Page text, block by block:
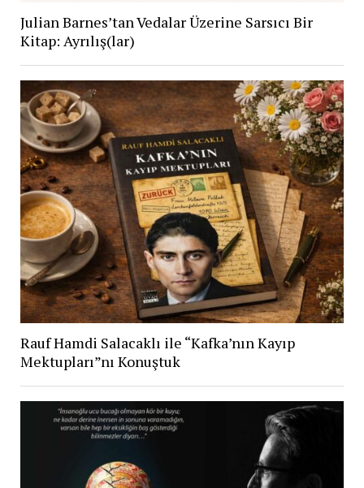
Julian Barnes’tan Vedalar Üzerine Sarsıcı Bir
Kitap: Ayrılış(lar)
Rauf Hamdi Salacaklı ile “Kafka’nın Kayıp
Mektupları”nı Konuştuk